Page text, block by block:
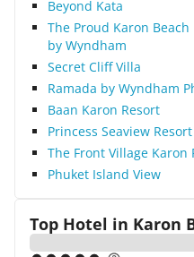
Beyond Kata
The Proud Karon
by Wyndham
Secret Cliff Villa
Ramada by Wyndham
Baan Karon Resort
Princess Seaview
The Front Village Karon
Phuket Island View
Top Hotel in Karon